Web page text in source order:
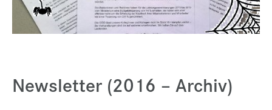
Events
Newsletter (2016 – Archiv)